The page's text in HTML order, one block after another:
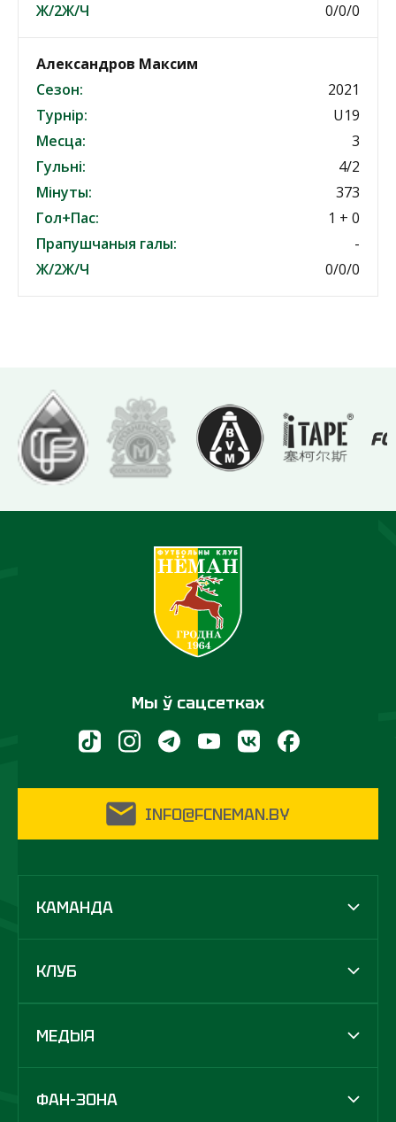
Ж/2Ж/Ч
0/0/0
Александров Максим
Сезон:
2021
Турнір:
U19
Месца:
3
Гульні:
4/2
Мінуты:
373
Гол+Пас:
1 + 0
Прапушчаныя галы:
-
Ж/2Ж/Ч
0/0/0
Мы ў сацсетках
INFO@FCNEMAN.BY
КАМАНДА
КЛУБ
МЕДЫЯ
ФАН-ЗОНА